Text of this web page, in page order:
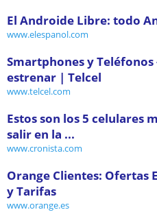
El Androide Libre: todo
www.elespanol.com
Smartphones y Teléfonos
estrenar | Telcel
www.telcel.com
Estos son los 5 celulares
salir en la ...
www.cronista.com
Orange Clientes: Ofertas
y Tarifas
www.orange.es